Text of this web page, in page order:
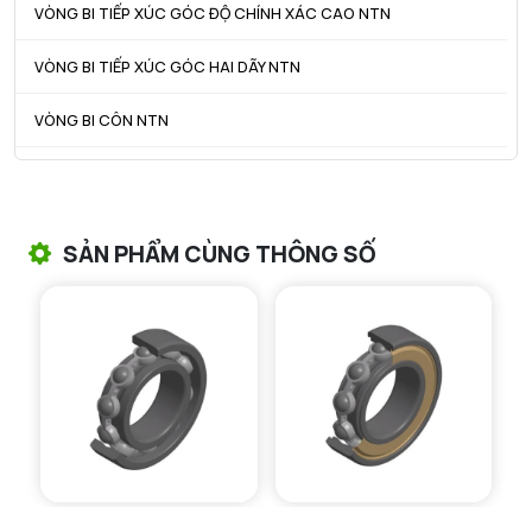
VÒNG BI TIẾP XÚC GÓC ĐỘ CHÍNH XÁC CAO NTN
VÒNG BI TIẾP XÚC GÓC HAI DÃY NTN
VÒNG BI CÔN NTN
VÒNG BI KIM NTN
VÒNG BI CHẶN TRỤC NTN
VÒNG BI LĂN TRỤ ĐẨY NTN
SẢN PHẨM CÙNG THÔNG SỐ